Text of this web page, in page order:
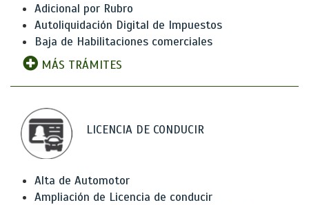
Adicional por Rubro
Autoliquidación Digital de Impuestos
Baja de Habilitaciones comerciales
MÁS TRÁMITES
LICENCIA DE CONDUCIR
Alta de Automotor
Ampliación de Licencia de conducir